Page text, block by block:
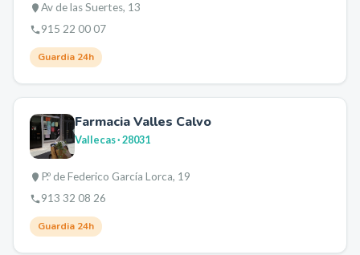
Av de las Suertes, 13
915 22 00 07
Guardia 24h
Farmacia Valles Calvo
Vallecas· 28031
P.º de Federico García Lorca, 19
913 32 08 26
Guardia 24h